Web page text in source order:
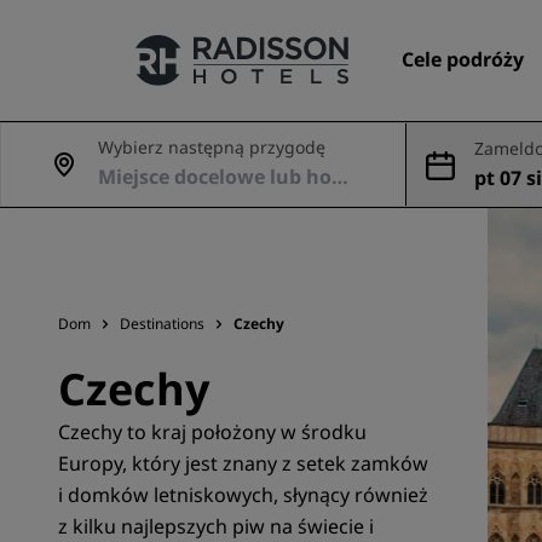
Cele podróży
Nasze marki
Wybierz następną przygodę
dowanie
pt 07
Dom Destinations Czechy
Czechy
Czechy to kraj położony w środku
Europy, który jest znany z setek zamków
i domków letniskowych, słynący również
z kilku najlepszych piw na świecie i